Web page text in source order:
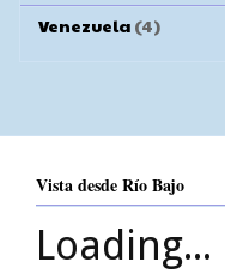
Venezuela (4)
Vista desde Río Bajo
Loading...